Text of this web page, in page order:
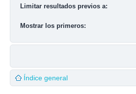
Limitar resultados previos a:
Mostrar los primeros:
Índice general